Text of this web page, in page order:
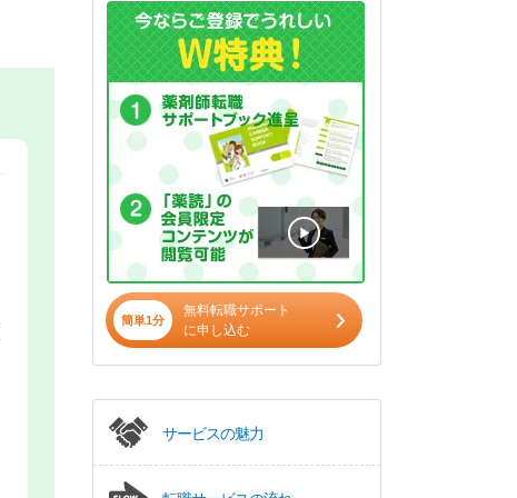
簡単1分
無料転職サポート
に申し込む
サービスの魅力